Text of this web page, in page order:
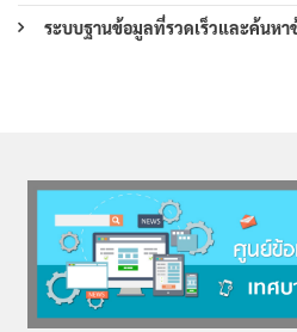
ระบบฐานข้อมูลที่รวดเร็วและค้นหา